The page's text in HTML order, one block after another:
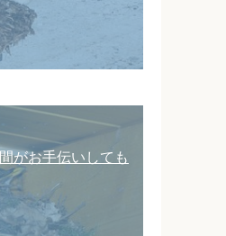
がお手伝いしても